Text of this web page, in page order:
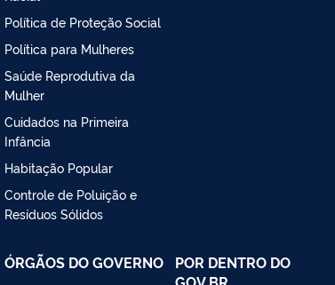
Política de Proteção Social
Política para Mulheres
Saúde Reprodutiva da
Mulher
Cuidados na Primeira
Infância
Habitação Popular
Controle de Poluição e
Resíduos Sólidos
ÓRGÃOS DO GOVERNO
POR DENTRO DO